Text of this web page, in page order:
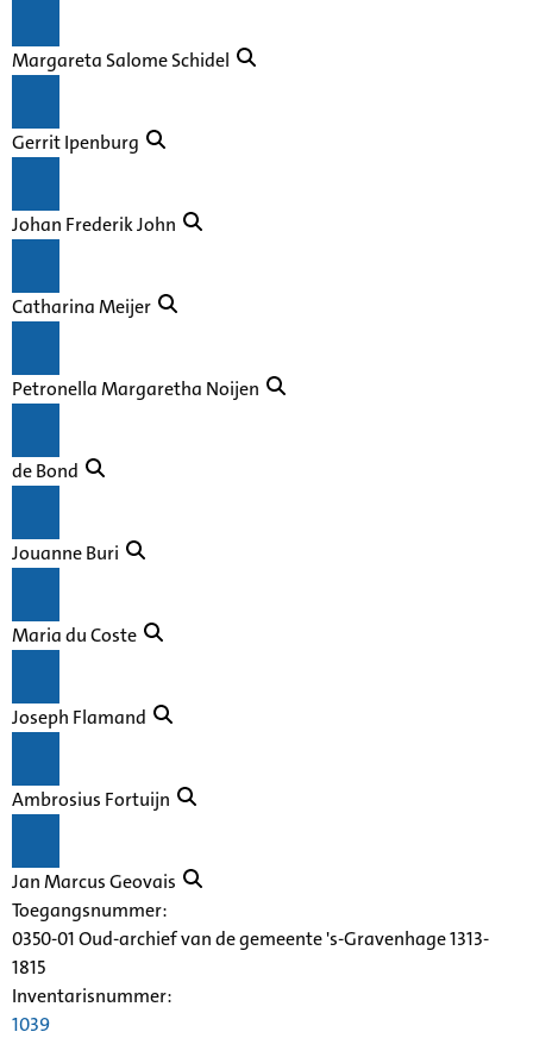
Margareta Salome Schidel
Gerrit Ipenburg
Johan Frederik John
Catharina Meijer
Petronella Margaretha Noijen
de Bond
Jouanne Buri
Maria du Coste
Joseph Flamand
Ambrosius Fortuijn
Jan Marcus Geovais
Toegangsnummer:
0350-01 Oud-archief van de gemeente 's-Gravenhage 1313-
1815
Inventarisnummer:
1039